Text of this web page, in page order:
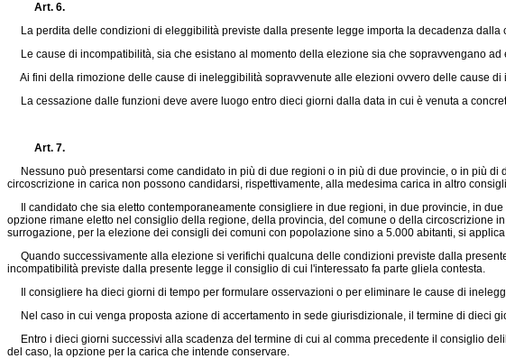
Art. 6.
La perdita delle condizioni di eleggibilità previste dalla presente legge importa la decadenza
Le cause di incompatibilità, sia che esistano al momento della elezione sia che sopravvengano
Ai fini della rimozione delle cause di ineleggibilità sopravvenute alle elezioni ovvero delle cause
La cessazione dalle funzioni deve avere luogo entro dieci giorni dalla data in cui è venuta a
Art. 7.
Nessuno può presentarsi come candidato in più di due regioni o in più di due provincie, o in più
circoscrizione in carica non possono candidarsi, rispettivamente, alla medesima carica in altro
Il candidato che sia eletto contemporaneamente consigliere in due regioni, in due provincie, in
opzione rimane eletto nel consiglio della regione, della provincia, del comune o della circoscrizione
surrogazione, per la elezione dei consigli dei comuni con popolazione sino a 5.000 abitanti, si
Quando successivamente alla elezione si verifichi qualcuna delle condizioni previste dalla
incompatibilità previste dalla presente legge il consiglio di cui l'interessato fa parte gliela contesta.
Il consigliere ha dieci giorni di tempo per formulare osservazioni o per eliminare le cause di
Nel caso in cui venga proposta azione di accertamento in sede giurisdizionale, il termine di dieci
Entro i dieci giorni successivi alla scadenza del termine di cui al comma precedente il consiglio
del caso, la opzione per la carica che intende conservare.